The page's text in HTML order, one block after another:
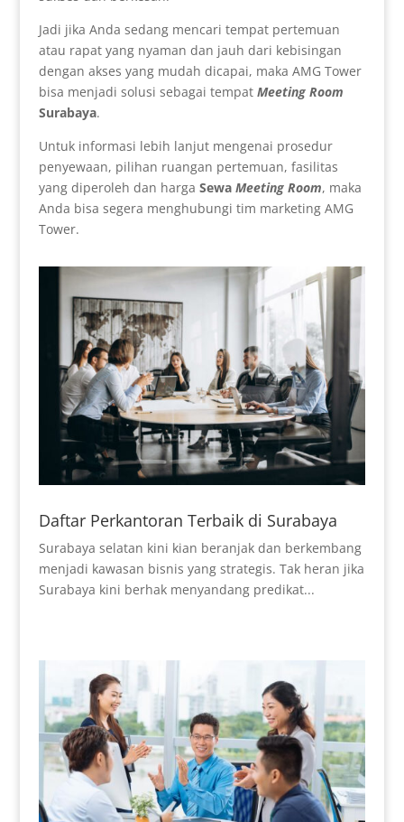
Jadi jika Anda sedang mencari tempat pertemuan
atau rapat yang nyaman dan jauh dari kebisingan
dengan akses yang mudah dicapai, maka AMG Tower
bisa menjadi solusi sebagai tempat Meeting Room
Surabaya.
Untuk informasi lebih lanjut mengenai prosedur
penyewaan, pilihan ruangan pertemuan, fasilitas
yang diperoleh dan harga Sewa Meeting Room, maka
Anda bisa segera menghubungi tim marketing AMG
Tower.
Daftar Perkantoran Terbaik di Surabaya
Surabaya selatan kini kian beranjak dan berkembang
menjadi kawasan bisnis yang strategis. Tak heran jika
Surabaya kini berhak menyandang predikat...